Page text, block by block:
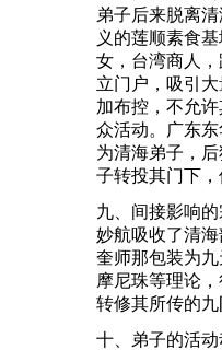
弟子后来脱离
义的莲顺素食
女，台湾商人
立门户，吸引
加布控，不允
众活动。广东东
为清海弟子，
子转投其门下，
九、间接影响
妙航吸收了清
奎师那包装为九
摩尼珠等理论
转修其所传的九
十、弟子的活动